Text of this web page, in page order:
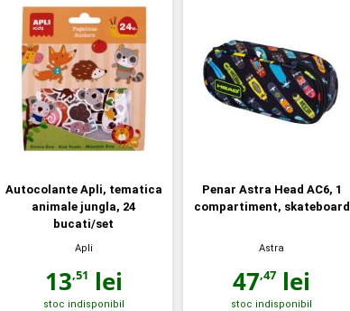
Autocolante Apli, tematica
animale jungla, 24
bucati/set
Apli
13,51 lei
stoc indisponibil
Penar Astra Head AC6, 1
compartiment, skateboard
Astra
47,47 lei
stoc indisponibil